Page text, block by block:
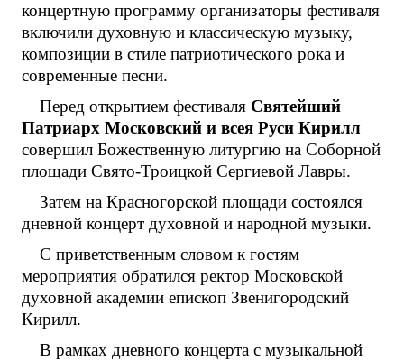
концертную программу организаторы фестиваля
включили духовную и классическую музыку,
композиции в стиле патриотического рока и
современные песни.
Перед открытием фестиваля Святейший
Патриарх Московский и всея Руси Кирилл
совершил Божественную литургию на Соборной
площади Свято-Троицкой Сергиевой Лавры.
Затем на Красногорской площади состоялся
дневной концерт духовной и народной музыки.
С приветственным словом к гостям
мероприятия обратился ректор Московской
духовной академии епископ Звенигородский
Кирилл.
В рамках дневного концерта с музыкальной